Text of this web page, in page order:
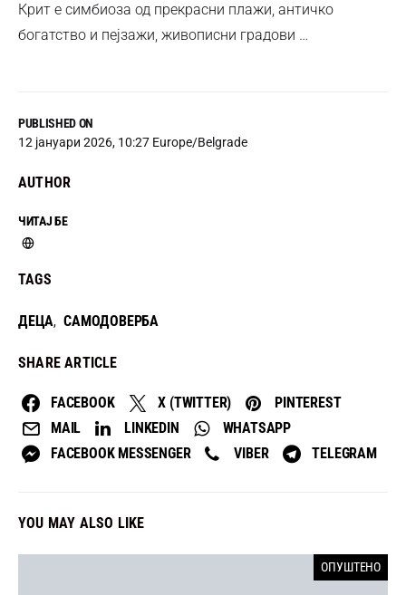
PUBLISHED ON
12 јануари 2026, 10:27 Europe/Belgrade
AUTHOR
ЧИТАЈ БЕ
TAGS
ДЕЦА, САМОДОВЕРБА
SHARE ARTICLE
FACEBOOK X (TWITTER)
PINTEREST
MAIL
LINKEDIN
WHATSAPP
FACEBOOK MESSENGER
VIBER TELEGRAM
Крит е симбиоза од прекрасни плажи, античко
богатство и пејзажи, живописни градови …
YOU MAY ALSO LIKE
ОПУШТЕНО